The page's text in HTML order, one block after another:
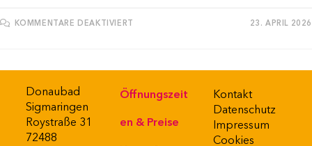
KOMMENTARE DEAKTIVIERT 23. APRIL 2026
Donaubad
Sigmaringen
Roystraße 31
72488
Öffnungszeit
en & Preise
Kontakt
Datenschutz
Impressum
Cookies